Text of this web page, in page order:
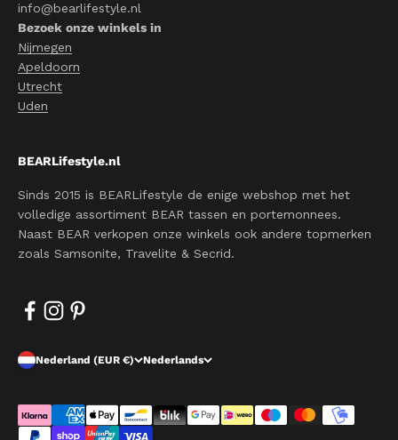
info@bearlifestyle.nl
Bezoek onze winkels in
Nijmegen
Apeldoorn
Utrecht
Uden
BEARLifestyle.nl
Sinds 2015 is BEARLifestyle de enige webshop met het
volledige assortiment BEAR tassen en portemonnees.
Naast BEAR verkopen onze winkels ook andere topmerken
zoals Samsonite, Travelite & Secrid.
Nederland (EUR €) Nederlands